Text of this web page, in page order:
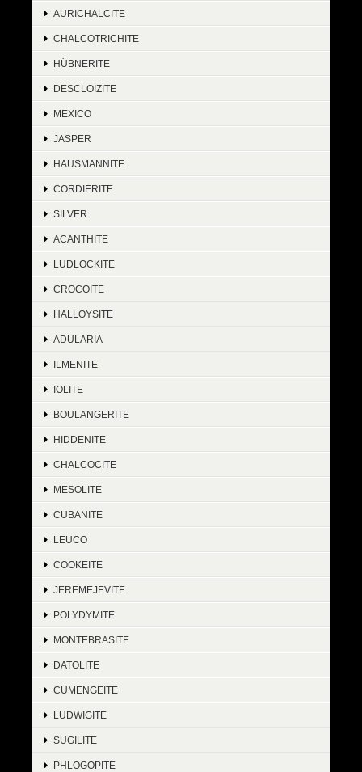
AURICHALCITE
CHALCOTRICHITE
HÜBNERITE
DESCLOIZITE
MEXICO
JASPER
HAUSMANNITE
CORDIERITE
SILVER
ACANTHITE
LUDLOCKITE
CROCOITE
HALLOYSITE
ADULARIA
ILMENITE
IOLITE
BOULANGERITE
HIDDENITE
CHALCOCITE
MESOLITE
CUBANITE
LEUCO
COOKEITE
JEREMEJEVITE
POLYDYMITE
MONTEBRASITE
DATOLITE
CUMENGEITE
LUDWIGITE
SUGILITE
PHLOGOPITE